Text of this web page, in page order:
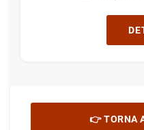
👉 TORNA